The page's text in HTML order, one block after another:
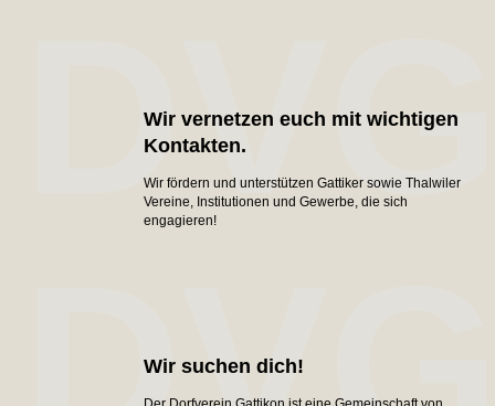
Wir vernetzen euch mit wichtigen
Kontakten.
Wir fördern und unterstützen Gattiker sowie Thalwiler
Vereine, Institutionen und Gewerbe, die sich
engagieren!
Wir suchen dich!